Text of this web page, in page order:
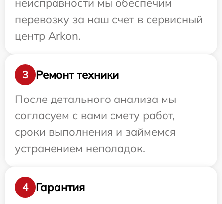
неисправности мы обеспечим
перевозку за наш счет в сервисный
центр Arkon.
3
Ремонт техники
После детального анализа мы
согласуем с вами смету работ,
сроки выполнения и займемся
устранением неполадок.
4
Гарантия